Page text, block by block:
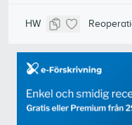
HW